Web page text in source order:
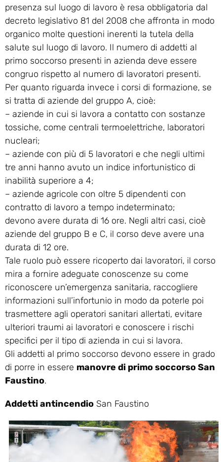
presenza sul luogo di lavoro è resa obbligatoria dal
decreto legislativo 81 del 2008 che affronta in modo
organico molte questioni inerenti la tutela della
salute sul luogo di lavoro. Il numero di addetti al
primo soccorso presenti in azienda deve essere
congruo rispetto al numero di lavoratori presenti.
Per quanto riguarda invece i corsi di formazione, se
si tratta di aziende del gruppo A, cioè:
– aziende in cui si lavora a contatto con sostanze
tossiche, come centrali termoelettriche, laboratori
nucleari;
– aziende con più di 5 lavoratori e che negli ultimi
tre anni hanno avuto un indice infortunistico di
inabilità superiore a 4;
– aziende agricole con oltre 5 dipendenti con
contratto di lavoro a tempo indeterminato;
devono avere durata di 16 ore. Negli altri casi, cioè
aziende del gruppo B e C, il corso deve avere una
durata di 12 ore.
Tale ruolo può essere ricoperto dai lavoratori, il corso
mira a fornire adeguate conoscenze su come
riconoscere un’emergenza sanitaria, raccogliere
informazioni sull’infortunio in modo da poterle poi
trasmettere agli operatori sanitari allertati, evitare
ulteriori traumi ai lavoratori e conoscere i rischi
specifici per il tipo di azienda in cui si lavora.
Gli addetti al primo soccorso devono essere in grado
di porre in essere manovre di primo soccorso San
Faustino.
Addetti antincendio San Faustino